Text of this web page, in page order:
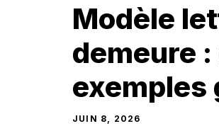
Modèle
demeure
exemples
JUIN 8, 2026